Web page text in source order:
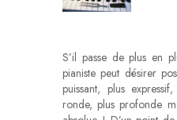
S’il passe de plus en
pianiste peut désirer
puissant, plus
ronde, plus profonde